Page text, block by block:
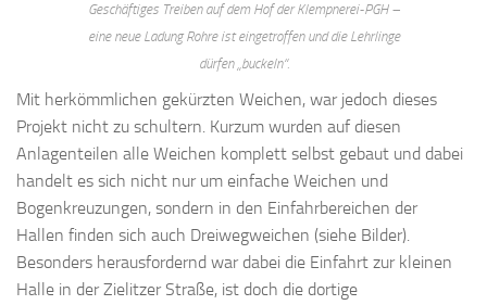
Geschäftiges Treiben auf dem Hof der Klempnerei-PGH –
eine neue Ladung Rohre ist eingetroffen und die Lehrlinge
dürfen „buckeln“.
Mit herkömmlichen gekürzten Weichen, war jedoch dieses
Projekt nicht zu schultern. Kurzum wurden auf diesen
Anlagen­teilen alle Weichen komplett selbst gebaut und dabei
handelt es sich nicht nur um einfache Weichen und
Bogenkreuzungen, sondern in den Einfahrbereichen der
Hallen finden sich auch Dreiwegweichen (siehe Bilder).
Besonders herausfordernd war dabei die Einfahrt zur kleinen
Halle in der Zielitzer Straße, ist doch die dortige